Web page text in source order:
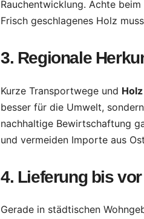
Rauchentwicklung. Achte
Frisch geschlagenes Holz
3. Regionale
Kurze Transportwege und
besser für die Umwelt,
nachhaltige Bewirtschaftung
und vermeiden Importe aus
4. Lieferung bis
Gerade in städtischen